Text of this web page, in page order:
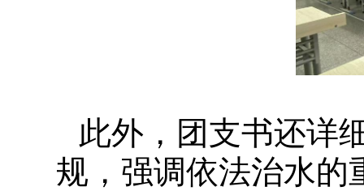
此外，团支书还详
规，强调依法治水的